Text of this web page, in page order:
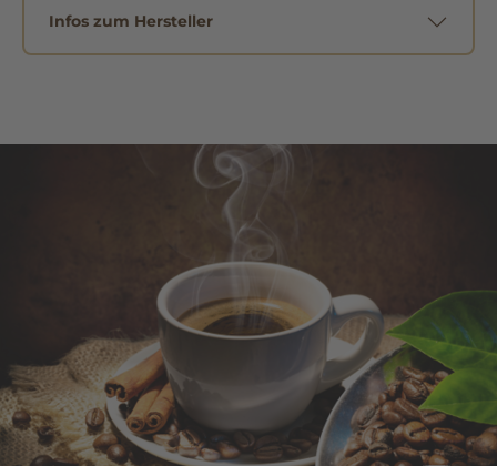
Infos zum Hersteller